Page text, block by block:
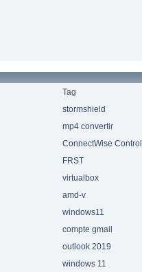
Tag
stormshield
mp4 convertir
ConnectWise Control
FRST
virtualbox
amd-v
windows11
compte gmail
outlook 2019
windows 11